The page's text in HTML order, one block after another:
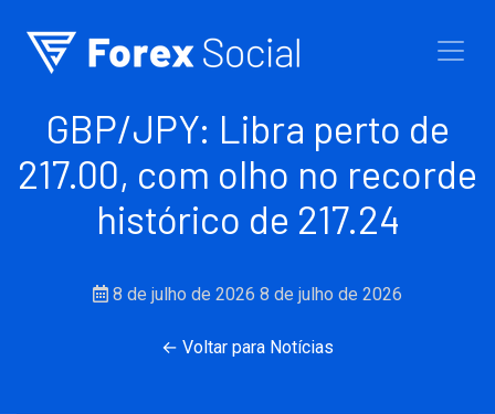
GBP/JPY: Libra perto de
217.00, com olho no recorde
histórico de 217.24
8 de julho de 2026 8 de julho de 2026
← Voltar para Notícias